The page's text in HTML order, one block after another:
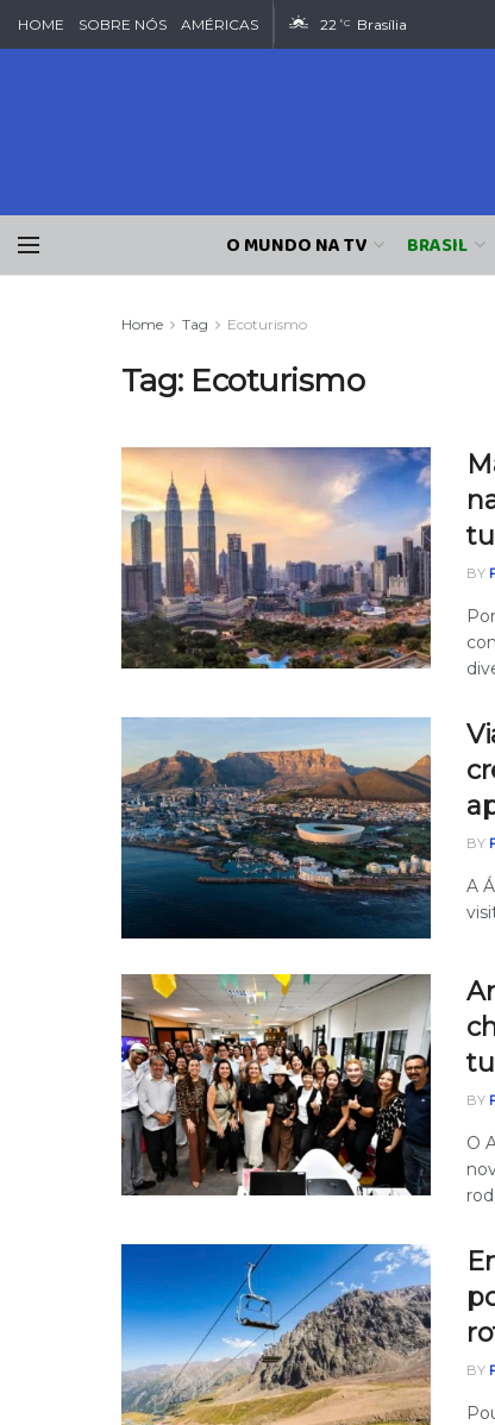
HOME SOBRE NÓS AMÉRICAS 22 °C Brasília
O MUNDO NA TV BRASIL
Home Tag Ecoturismo
Tag: Ecoturismo
BY
BY
A
BY
O
BY